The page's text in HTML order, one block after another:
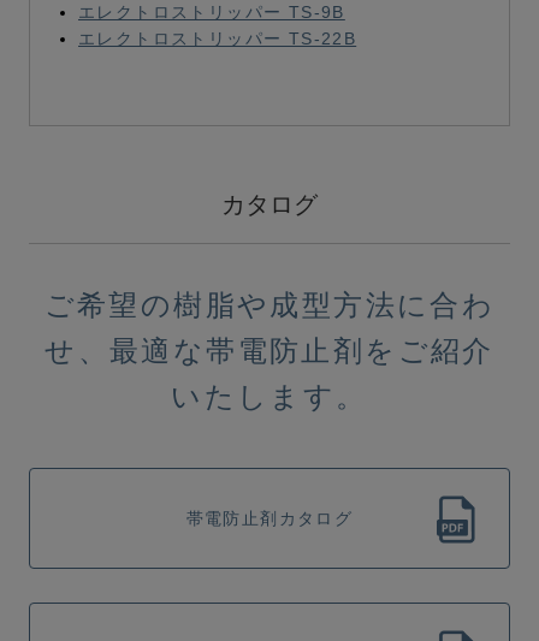
エレクトロストリッパー TS-9B
エレクトロストリッパー TS-22B
カタログ
ご希望の樹脂や成型方法に合わ
せ、最適な帯電防止剤をご紹介
いたします。
帯電防止剤カタログ